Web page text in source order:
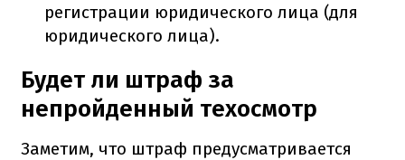
регистрации юридического лица (для
юридического лица).
Будет ли штраф за
непройденный техосмотр
Заметим, что штраф предусматривается